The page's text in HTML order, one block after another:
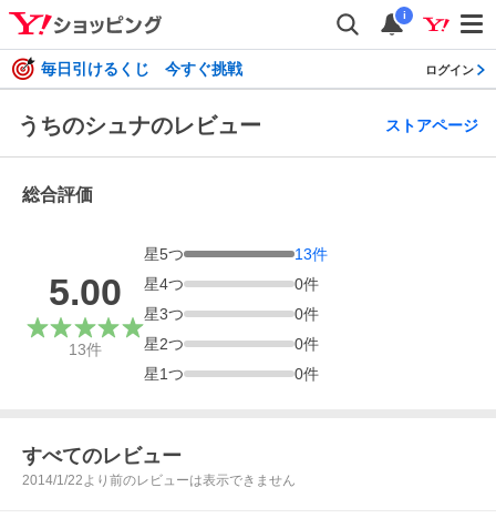
i
毎日引けるくじ 今すぐ挑戦 ログイン
うちのシュナのレビュー ストアページ
総合評価
5.00
13件
星5つ 13件
星4つ 0件
星3つ 0件
星2つ 0件
星1つ 0件
すべてのレビュー
2014/1/22より前のレビューは表示できません